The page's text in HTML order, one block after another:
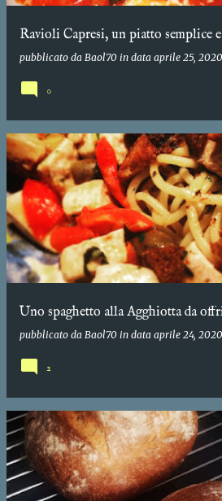
Ravioli Capresi, un piatto semplice
pubblicato da Baol70 in data aprile 25, 2020
0
Uno spaghetto alla Agghiotta da
pubblicato da Baol70 in data aprile 24, 2020
2